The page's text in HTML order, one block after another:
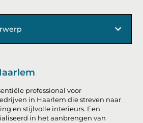
professional voor
in Haarlem die streven naar
en stijlvolle interieurs. Een
in het aanbrengen van